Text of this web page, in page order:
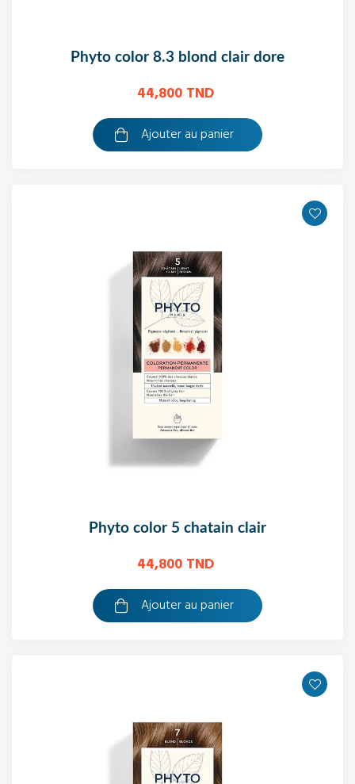
phyto color 8.3 blond clair dore
44,800 TND
Ajouter au panier
phyto color 5 chatain clair
44,800 TND
Ajouter au panier